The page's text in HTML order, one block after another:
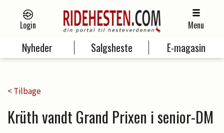
Login Menu
Nyheder Salgsheste E-magasin
< Tilbage
Krüth vandt Grand Prixen i senior-DM